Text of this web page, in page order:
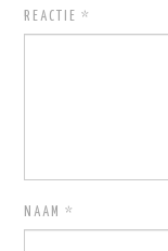
REACTIE*
NAAM*